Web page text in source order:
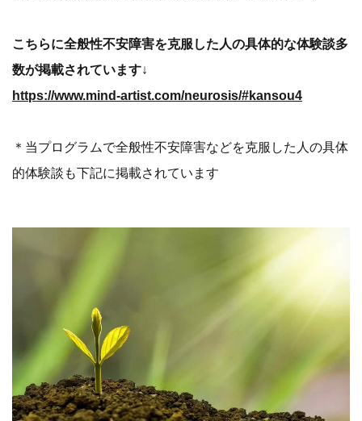
こちらに全般性不安障害を克服した人の具体的な体験談多
数が掲載されています↓
https://www.mind-artist.com/neurosis/#kansou4
＊当プログラムで全般性不安障害などを克服した人の具体
的体験談も下記に掲載されています